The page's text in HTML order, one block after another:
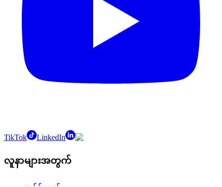
TikTok LinkedIn
လူနာများအတွက်